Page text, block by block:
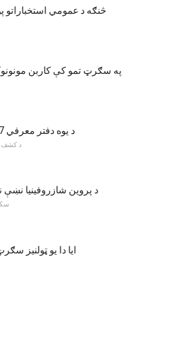
څنګه د عمومي استخباراتو
په سګرټ تمو کې کاربن
د یوه دفتر معرفي 7 نښې
د کشف
د پروین شازروفینیا نښې
ایا دا یو ټولنیز